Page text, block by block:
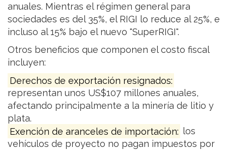
anuales. Mientras el régimen general para
sociedades es del 35%, el RIGI lo reduce al 25%, e
incluso al 15% bajo el nuevo "SuperRIGI".
Otros beneficios que componen el costo fiscal
incluyen:
Derechos de exportación resignados:
representan unos US$107 millones anuales,
afectando principalmente a la minería de litio y
plata.
Exención de aranceles de importación: los
vehículos de proyecto no pagan impuestos por